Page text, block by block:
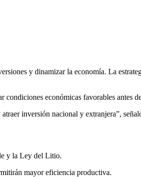
y dinamizar la economía. La
económicas favorables antes
inversión nacional y extranjera”,
y la Ley del Litio.
mayor eficiencia productiva.